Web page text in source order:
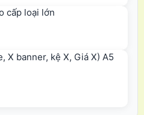
cấp loại lớn
X banner, kệ X, Giá X) A5